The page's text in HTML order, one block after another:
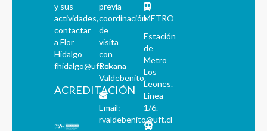
y sus
actividades,
contactar
a Flor
Hidalgo
fhidalgo@uft.cl
ACREDITACIÓN
previa
coordinación
de
visita
con
Roxana
Valdebenito.
Email:
rvaldebenito@uft.cl
METRO
Estación
de
Metro
Los
Leones.
Línea
1/6.